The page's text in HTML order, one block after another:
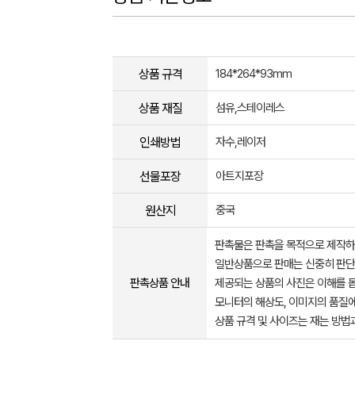
상품 규격 184*264*93mm
상품 재질 섬유,스테이레스
인쇄방법 자수,레이저
선물포장 아트지포장
원산지 중국
판촉상품 안내
판촉물은 판촉을 목적으로 제작
일반상품으로 판매는 신중히 판
제공되는 상품의 사진은 이해를
모니터의 해상도, 이미지의 품질
상품 규격 및 사이즈는 재는 방